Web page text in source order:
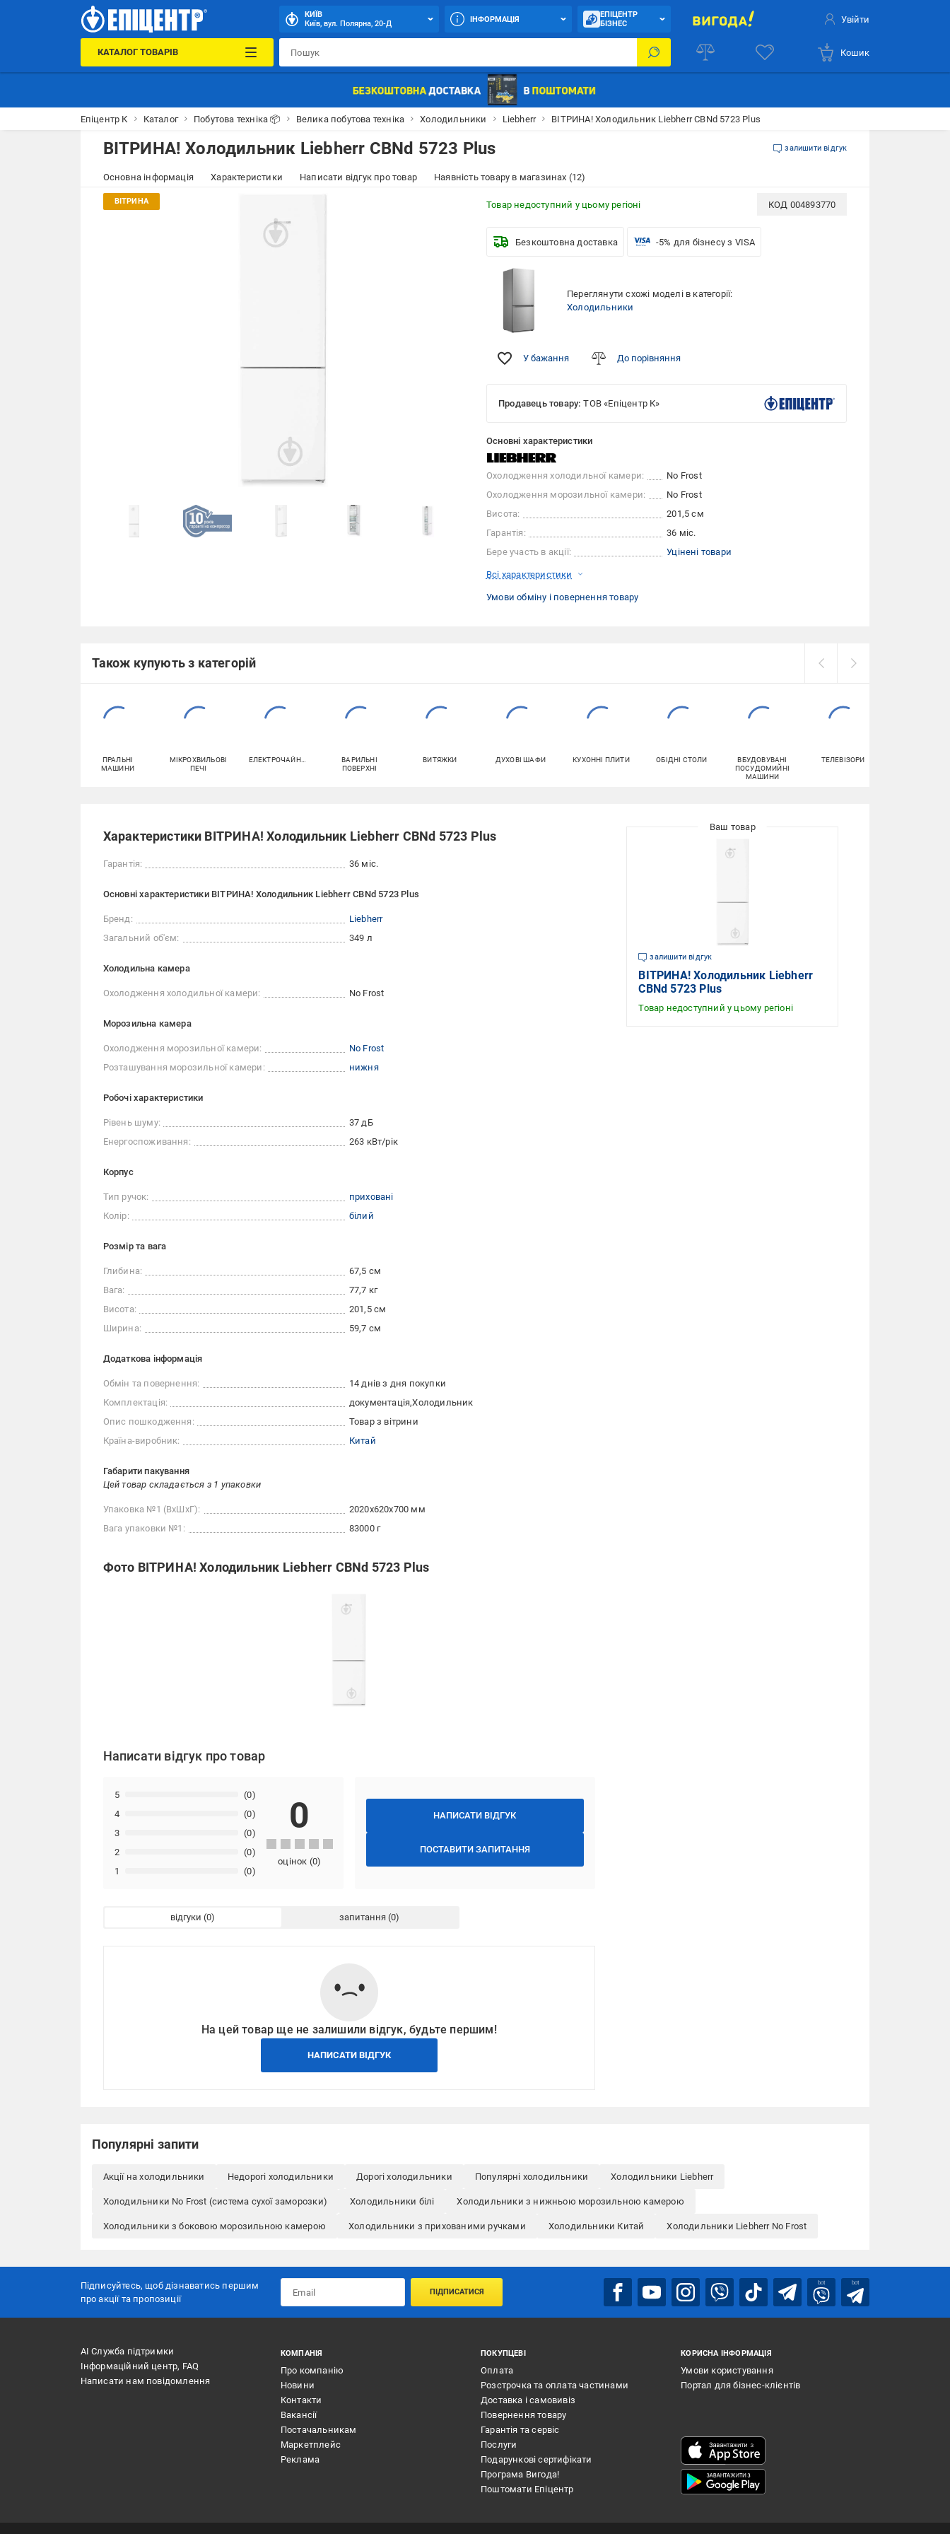
КИЇВ
Київ, вул. Полярна, 20-Д
ІНФОРМАЦІЯ
ЕПІЦЕНТР
БІЗНЕС
Увійти
КАТАЛОГ ТОВАРІВ Кошик
Епіцентр К Каталог Побутова техніка 📦 Велика побутова техніка Холодильники Liebherr ВІТРИНА! Холодильник Liebherr CBNd 5723 Plus
ВІТРИНА! Холодильник Liebherr CBNd 5723 Plus залишити відгук
Основна інформація Характеристики Написати відгук про товар Наявність товару в магазинах (12)
Товар недоступний у цьому регіоні КОД 004893770
Безкоштовна доставка -5% для бізнесу з VISA
Переглянути схожі моделі в категорії:
Холодильники
У бажання До порівняння
Продавець товару: ТОВ «Епіцентр К»
Основні характеристики
Охолодження холодильної камери:
No Frost
Охолодження морозильної камери:
No Frost
Висота:
201,5 см
Гарантія:
36 міс.
Бере участь в акції:
Уцінені товари
Всі характеристики
Умови обміну і повернення товару
Також купують з категорій
ПРАЛЬНІ
МАШИНИ
МІКРОХВИЛЬОВІ
ПЕЧІ
ЕЛЕКТРОЧАЙНИКИ
ВАРИЛЬНІ
ПОВЕРХНІ
ВИТЯЖКИ ДУХОВІ ШАФИ КУХОННІ ПЛИТИ ОБІДНІ СТОЛИ
ВБУДОВУВАНІ
ПОСУДОМИЙНІ
МАШИНИ
ТЕЛЕВІЗОРИ
Характеристики ВІТРИНА! Холодильник Liebherr CBNd 5723 Plus
Гарантія: 36 міс.
Основні характеристики ВІТРИНА! Холодильник Liebherr CBNd 5723 Plus
Бренд:
Liebherr
Загальний об'єм:
349 л
Холодильна камера
Охолодження холодильної камери: No Frost
Морозильна камера
Охолодження морозильної камери:
No Frost
Розташування морозильної камери:
нижня
Робочі характеристики
Рівень шуму:
37 дБ
Енергоспоживання:
263 кВт/рік
Корпус
Тип ручок:
приховані
Колір:
білий
Розмір та вага
Глибина:
67,5 см
Вага:
77,7 кг
Висота:
201,5 см
Ширина:
59,7 см
Додаткова інформація
Обмін та повернення:
14 днів з дня покупки
Комплектація:
документація Холодильник
Опис пошкодження:
Товар з вітрини
Країна-виробник:
Китай
Габарити пакування
Цей товар складається з 1 упаковки
Упаковка №1 (ВхШхГ):
2020x620x700 мм
Вага упаковки №1:
83000 г
Фото ВІТРИНА! Холодильник Liebherr CBNd 5723 Plus
Написати відгук про товар
НАПИСАТИ ВІДГУК
ПОСТАВИТИ ЗАПИТАННЯ
1 (0)
2 (0)
3 (0)
4 (0)
5 (0)
0
оцінок (0)
відгуки запитання
На цей товар ще не залишили відгук, будьте першим!
НАПИСАТИ ВІДГУК
залишити відгук
ВІТРИНА! Холодильник Liebherr
CBNd 5723 Plus
Товар недоступний у цьому регіоні
Популярні запити
Акції на холодильники Недорогі холодильники Дорогі холодильники Популярні холодильники Холодильники Liebherr
Холодильники No Frost (система сухої заморозки) Холодильники білі Холодильники з нижньою морозильною камерою
Холодильники з боковою морозильною камерою Холодильники з прихованими ручками Холодильники Китай Холодильники Liebherr No Frost
Підписуйтесь, щоб дізнаватись першим
про акції та пропозиції
ПІДПИСАТИСЯ
bot bot
АІ Служба підтримки
Інформаційний центр, FAQ
Написати нам повідомлення
КОМПАНІЯ
Про компанію
Новини
Контакти
Вакансії
Постачальникам
Маркетплейс
Реклама
ПОКУПЦЕВІ
Оплата
Розстрочка та оплата частинами
Доставка і самовивіз
Повернення товару
Гарантія та сервіс
Послуги
Подарункові сертифікати
Програма Вигода!
Поштомати Епіцентр
КОРИСНА ІНФОРМАЦІЯ
Умови користування
Портал для бізнес-клієнтів